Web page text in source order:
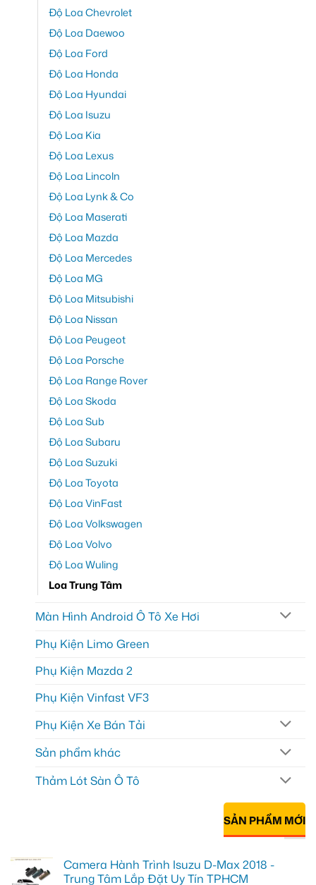
Độ Loa Chevrolet
Độ Loa Daewoo
Độ Loa Ford
Độ Loa Honda
Độ Loa Hyundai
Độ Loa Isuzu
Độ Loa Kia
Độ Loa Lexus
Độ Loa Lincoln
Độ Loa Lynk & Co
Độ Loa Maserati
Độ Loa Mazda
Độ Loa Mercedes
Độ Loa MG
Độ Loa Mitsubishi
Độ Loa Nissan
Độ Loa Peugeot
Độ Loa Porsche
Độ Loa Range Rover
Độ Loa Skoda
Độ Loa Sub
Độ Loa Subaru
Độ Loa Suzuki
Độ Loa Toyota
Độ Loa VinFast
Độ Loa Volkswagen
Độ Loa Volvo
Độ Loa Wuling
Loa Trung Tâm
Màn Hình Android Ô Tô Xe Hơi
Phụ Kiện Limo Green
Phụ Kiện Mazda 2
Phụ Kiện Vinfast VF3
Phụ Kiện Xe Bán Tải
Sản phẩm khác
Thảm Lót Sàn Ô Tô
SẢN PHẨM MỚI
Camera Hành Trình Isuzu D-Max 2018 -
Trung Tâm Lắp Đặt Uy Tín TPHCM